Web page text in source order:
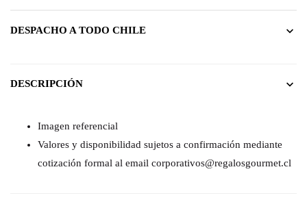
DESPACHO A TODO CHILE
DESCRIPCIÓN
Imagen referencial
Valores y disponibilidad sujetos a confirmación mediante
cotización formal al email corporativos@regalosgourmet.cl